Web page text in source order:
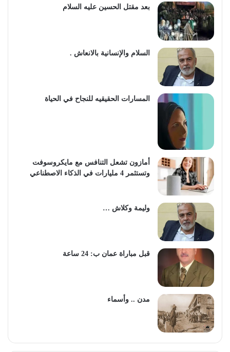
بعد مقتل الحسين عليه السلام
السلام والإنسانية بالانعاش .
المسارات الحقيقيه للنجاح في الحياة
أمازون تشعل التنافس مع مايكروسوفت
وتستثمر 4 مليارات في الذكاء الاصطناعي
وليمة وكلاش …
قبل مباراة عمان ب: 24 ساعة
مدن .. وأسماء